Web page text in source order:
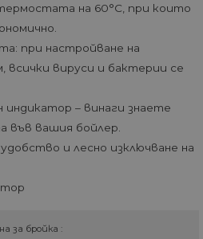
на 60°С, при които
при настройване на
всички вируси и бактерии се
– винаги знаете
във вашия бойлер.
и лесно изключване на
за бройка :